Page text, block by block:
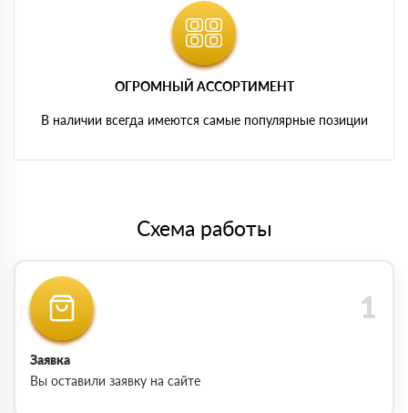
ОГРОМНЫЙ АССОРТИМЕНТ
В наличии всегда имеются самые популярные позиции
Схема работы
Заявка
Вы оставили заявку на сайте